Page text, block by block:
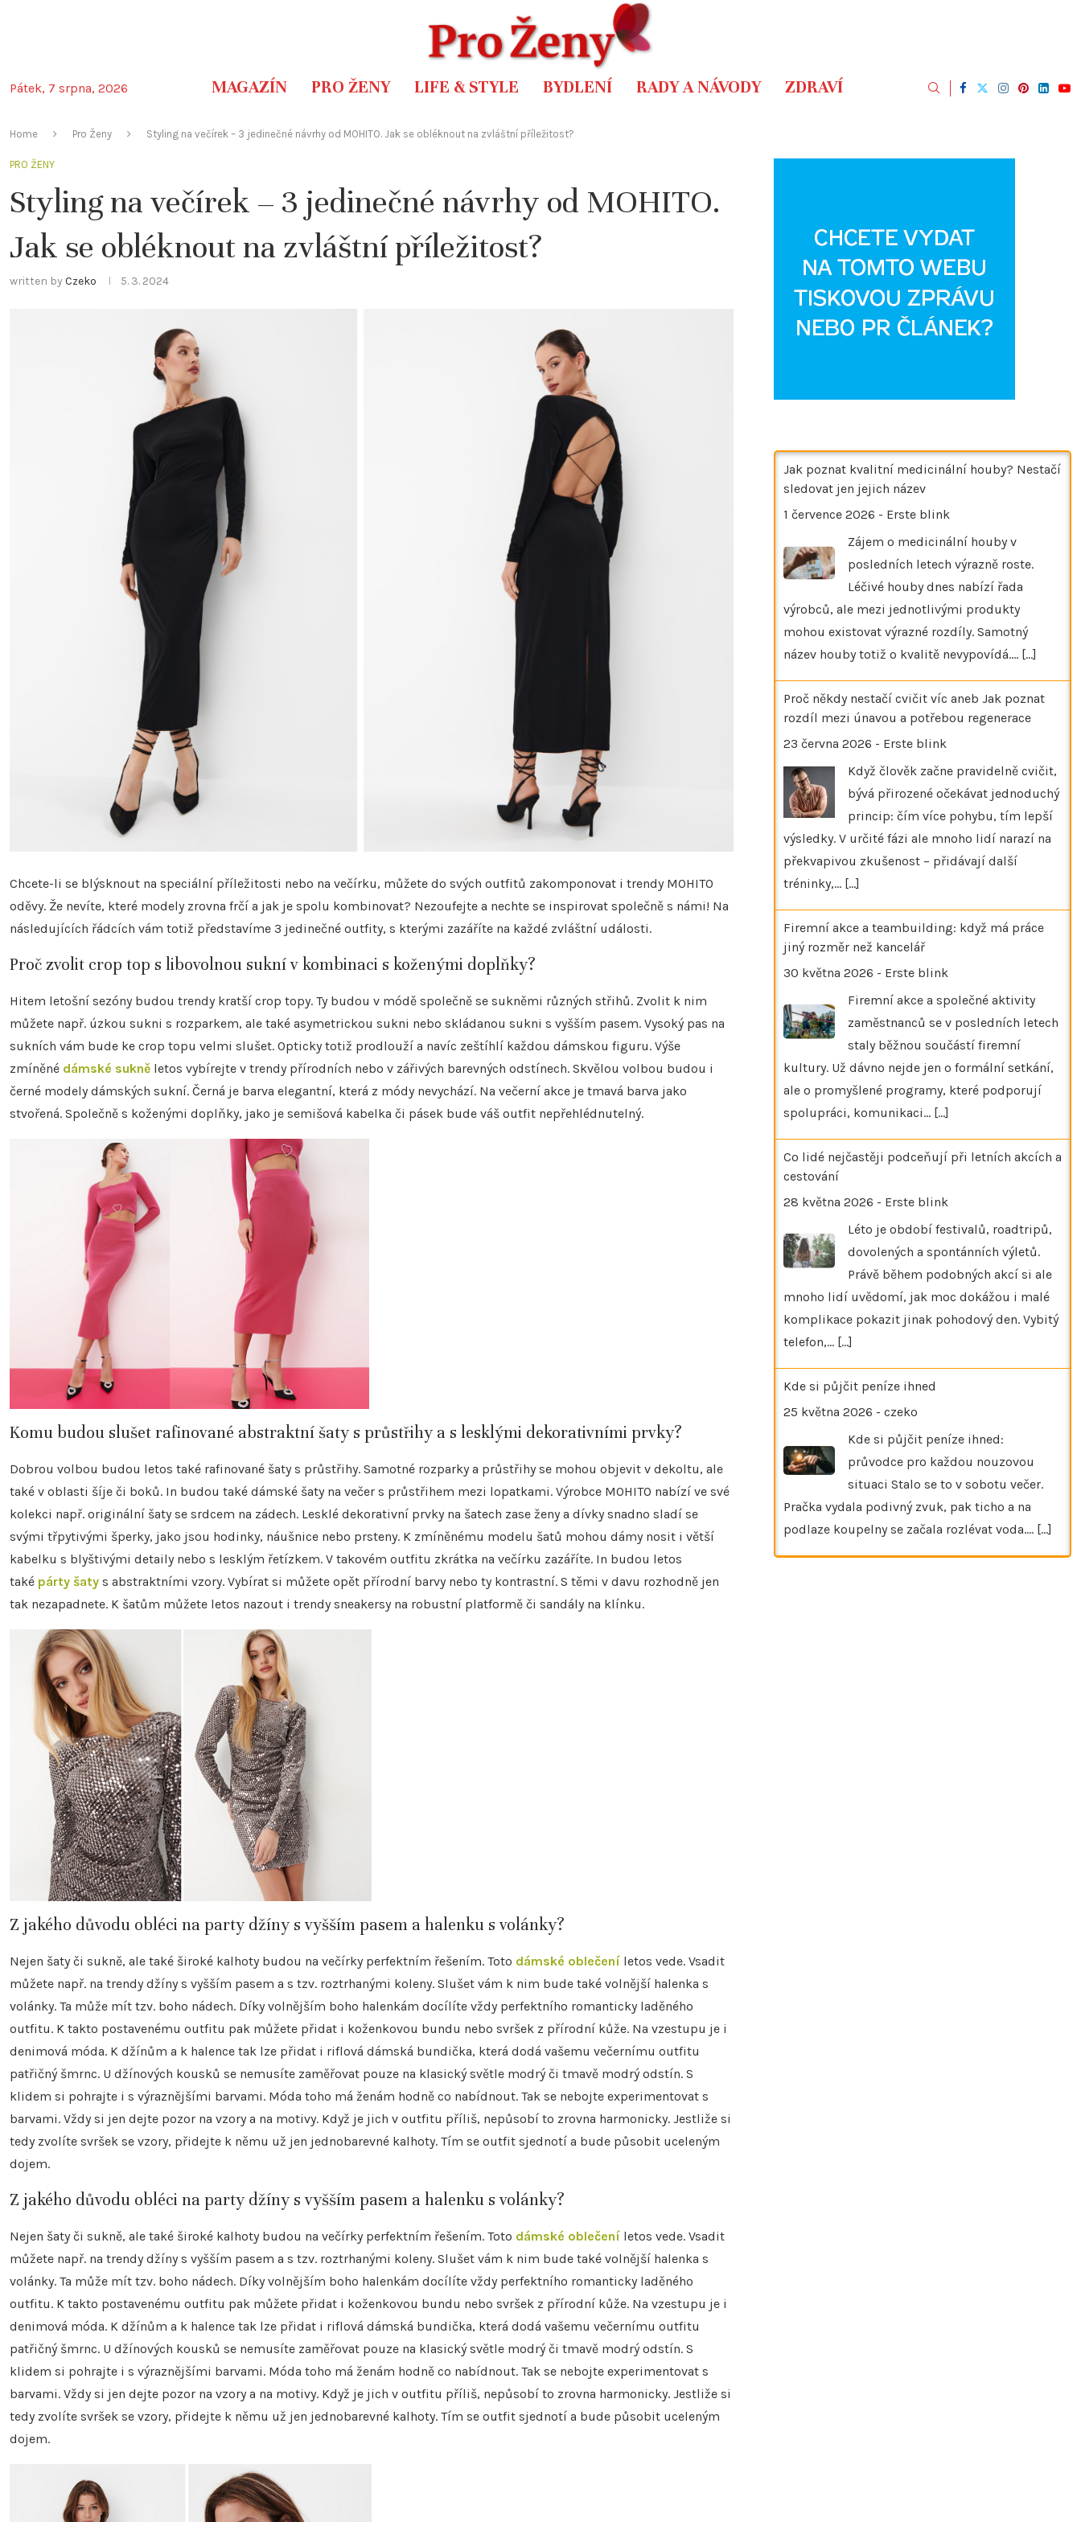
Pátek, 7 srpna, 2026 MAGAZÍN PRO ŽENY LIFE & STYLE BYDLENÍ RADY A NÁVODY ZDRAVÍ
Home Pro Ženy Styling na večírek – 3 jedinečné návrhy od MOHITO. Jak se obléknout na zvláštní příležitost?
PRO ŽENY
Styling na večírek – 3 jedinečné návrhy od MOHITO.
Jak se obléknout na zvláštní příležitost?
written by Czeko 5. 3. 2024
Chcete-li se blýsknout na speciální příležitosti nebo na večírku, můžete do svých outfitů zakomponovat i trendy MOHITO
oděvy. Že nevíte, které modely zrovna frčí a jak je spolu kombinovat? Nezoufejte a nechte se inspirovat společně s námi! Na
následujících řádcích vám totiž představíme 3 jedinečné outfity, s kterými zazáříte na každé zvláštní události.
Proč zvolit crop top s libovolnou sukní v kombinaci s koženými doplňky?
Hitem letošní sezóny budou trendy kratší crop topy. Ty budou v módě společně se sukněmi různých střihů. Zvolit k nim
můžete např. úzkou sukni s rozparkem, ale také asymetrickou sukni nebo skládanou sukni s vyšším pasem. Vysoký pas na
sukních vám bude ke crop topu velmi slušet. Opticky totiž prodlouží a navíc zeštíhlí každou dámskou figuru. Výše
zmíněné dámské sukně letos vybírejte v trendy přírodních nebo v zářivých barevných odstínech. Skvělou volbou budou i
černé modely dámských sukní. Černá je barva elegantní, která z módy nevychází. Na večerní akce je tmavá barva jako
stvořená. Společně s koženými doplňky, jako je semišová kabelka či pásek bude váš outfit nepřehlédnutelný.
Komu budou slušet rafinované abstraktní šaty s průstřihy a s lesklými dekorativními prvky?
Dobrou volbou budou letos také rafinované šaty s průstřihy. Samotné rozparky a průstřihy se mohou objevit v dekoltu, ale
také v oblasti šíje či boků. In budou také dámské šaty na večer s průstřihem mezi lopatkami. Výrobce MOHITO nabízí ve své
kolekci např. originální šaty se srdcem na zádech. Lesklé dekorativní prvky na šatech zase ženy a dívky snadno sladí se
svými třpytivými šperky, jako jsou hodinky, náušnice nebo prsteny. K zmíněnému modelu šatů mohou dámy nosit i větší
kabelku s blyštivými detaily nebo s lesklým řetízkem. V takovém outfitu zkrátka na večírku zazáříte. In budou letos
také párty šaty s abstraktními vzory. Vybírat si můžete opět přírodní barvy nebo ty kontrastní. S těmi v davu rozhodně jen
tak nezapadnete. K šatům můžete letos nazout i trendy sneakersy na robustní platformě či sandály na klínku.
Z jakého důvodu obléci na party džíny s vyšším pasem a halenku s volánky?
Nejen šaty či sukně, ale také široké kalhoty budou na večírky perfektním řešením. Toto dámské oblečení letos vede. Vsadit
můžete např. na trendy džíny s vyšším pasem a s tzv. roztrhanými koleny. Slušet vám k nim bude také volnější halenka s
volánky. Ta může mít tzv. boho nádech. Díky volnějším boho halenkám docílíte vždy perfektního romanticky laděného
outfitu. K takto postavenému outfitu pak můžete přidat i koženkovou bundu nebo svršek z přírodní kůže. Na vzestupu je i
denimová móda. K džínům a k halence tak lze přidat i riflová dámská bundička, která dodá vašemu večernímu outfitu
patřičný šmrnc. U džínových kousků se nemusíte zaměřovat pouze na klasický světle modrý či tmavě modrý odstín. S
klidem si pohrajte i s výraznějšími barvami. Móda toho má ženám hodně co nabídnout. Tak se nebojte experimentovat s
barvami. Vždy si jen dejte pozor na vzory a na motivy. Když je jich v outfitu příliš, nepůsobí to zrovna harmonicky. Jestliže si
tedy zvolíte svršek se vzory, přidejte k němu už jen jednobarevné kalhoty. Tím se outfit sjednotí a bude působit uceleným
dojem.
Z jakého důvodu obléci na party džíny s vyšším pasem a halenku s volánky?
Nejen šaty či sukně, ale také široké kalhoty budou na večírky perfektním řešením. Toto dámské oblečení letos vede. Vsadit
můžete např. na trendy džíny s vyšším pasem a s tzv. roztrhanými koleny. Slušet vám k nim bude také volnější halenka s
volánky. Ta může mít tzv. boho nádech. Díky volnějším boho halenkám docílíte vždy perfektního romanticky laděného
outfitu. K takto postavenému outfitu pak můžete přidat i koženkovou bundu nebo svršek z přírodní kůže. Na vzestupu je i
denimová móda. K džínům a k halence tak lze přidat i riflová dámská bundička, která dodá vašemu večernímu outfitu
patřičný šmrnc. U džínových kousků se nemusíte zaměřovat pouze na klasický světle modrý či tmavě modrý odstín. S
klidem si pohrajte i s výraznějšími barvami. Móda toho má ženám hodně co nabídnout. Tak se nebojte experimentovat s
barvami. Vždy si jen dejte pozor na vzory a na motivy. Když je jich v outfitu příliš, nepůsobí to zrovna harmonicky. Jestliže si
tedy zvolíte svršek se vzory, přidejte k němu už jen jednobarevné kalhoty. Tím se outfit sjednotí a bude působit uceleným
dojem.
Jak poznat kvalitní medicinální houby? Nestačí
sledovat jen jejich název
1 července 2026 - Erste blink
Zájem o medicinální houby v
posledních letech výrazně roste.
Léčivé houby dnes nabízí řada
výrobců, ale mezi jednotlivými produkty
mohou existovat výrazné rozdíly. Samotný
název houby totiž o kvalitě nevypovídá.… [...]
Proč někdy nestačí cvičit víc aneb Jak poznat
rozdíl mezi únavou a potřebou regenerace
23 června 2026 - Erste blink
Když člověk začne pravidelně cvičit,
bývá přirozené očekávat jednoduchý
princip: čím více pohybu, tím lepší
výsledky. V určité fázi ale mnoho lidí narazí na
překvapivou zkušenost – přidávají další
tréninky,… [...]
Firemní akce a teambuilding: když má práce
jiný rozměr než kancelář
30 května 2026 - Erste blink
Firemní akce a společné aktivity
zaměstnanců se v posledních letech
staly běžnou součástí firemní
kultury. Už dávno nejde jen o formální setkání,
ale o promyšlené programy, které podporují
spolupráci, komunikaci… [...]
Co lidé nejčastěji podceňují při letních akcích a
cestování
28 května 2026 - Erste blink
Léto je období festivalů, roadtripů,
dovolených a spontánních výletů.
Právě během podobných akcí si ale
mnoho lidí uvědomí, jak moc dokážou i malé
komplikace pokazit jinak pohodový den. Vybitý
telefon,… [...]
Kde si půjčit peníze ihned
25 května 2026 - czeko
Kde si půjčit peníze ihned:
průvodce pro každou nouzovou
situaci Stalo se to v sobotu večer.
Pračka vydala podivný zvuk, pak ticho a na
podlaze koupelny se začala rozlévat voda.… [...]